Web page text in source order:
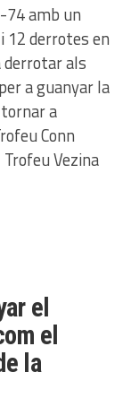
74 amb un
12 derrotes en
derrotar als
a guanyar la
a
Conn
Trofeu Vezina
el
el
la